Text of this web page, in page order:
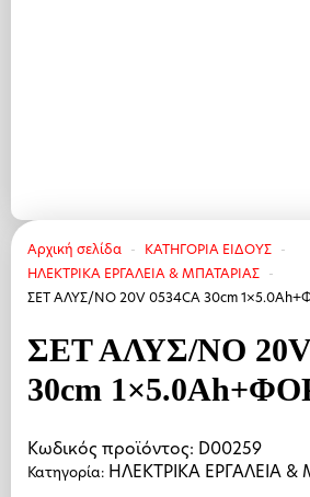
Αρχική σελίδα
ΚΑΤΗΓΟΡΙΑ ΕΙΔΟΥΣ
HΛΕΚΤΡΙΚΑ ΕΡΓΑΛΕΙΑ & ΜΠΑΤΑΡΙΑΣ
ΣΕΤ ΑΛΥΣ/ΝΟ 20V 0534CA 30cm
ΣΕΤ ΑΛΥΣ/ΝΟ 20V
30cm
Κωδικός προϊόντος: D00259
Κατηγορία: HΛΕΚΤΡΙΚΑ ΕΡΓΑΛΕΙΑ &